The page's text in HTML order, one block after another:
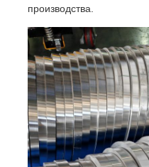
Новости
Случаи
Запросить расценки
Алюминиевая фольга
производства.